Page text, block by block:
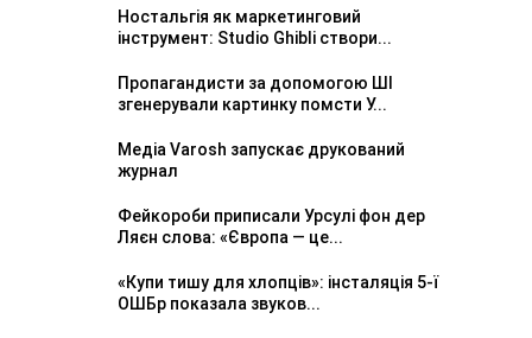
Ностальгія як маркетинговий
інструмент: Studio Ghibli створи...
Пропагандисти за допомогою ШІ
згенерували картинку помсти У...
Медіа Varosh запускає друкований
журнал
Фейкороби приписали Урсулі фон дер
Ляєн слова: «Європа — це...
«Купи тишу для хлопців»: інсталяція 5-ї
ОШБр показала звуков...